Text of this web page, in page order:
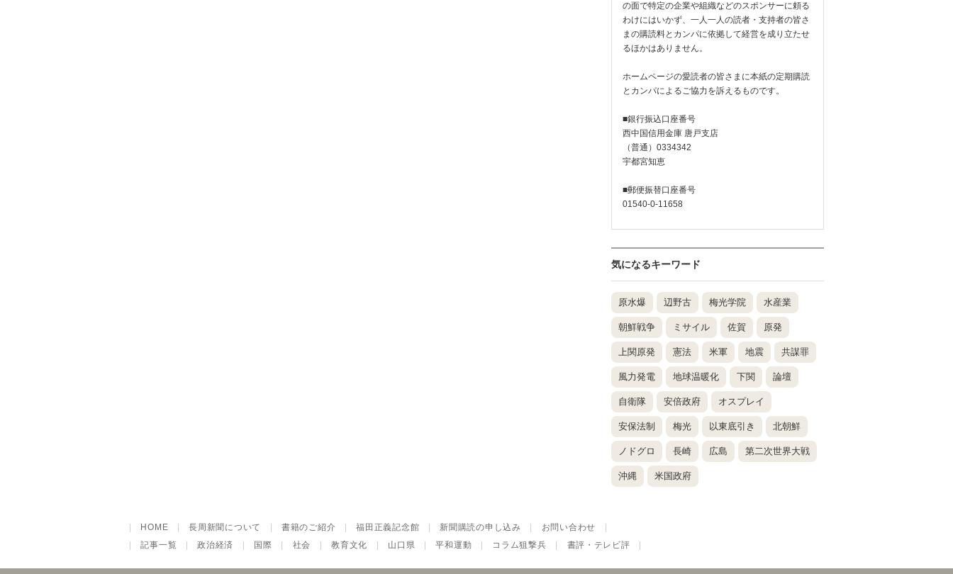
の面で特定の企業や組織などのスポンサーに頼る
わけにはいかず、一人一人の読者・支持者の皆さ
まの購読料とカンパに依拠して経営を成り立たせ
るほかはありません。
ホームページの愛読者の皆さまに本紙の定期購読
とカンパによるご協力を訴えるものです。
■銀行振込口座番号
西中国信用金庫 唐戸支店
（普通）0334342
宇都宮知恵
■郵便振替口座番号
01540-0-11658
気になるキーワード
原水爆 辺野古 梅光学院 水産業
朝鮮戦争 ミサイル 佐賀 原発
上関原発 憲法 米軍 地震 共謀罪
風力発電 地球温暖化 下関 論壇
自衛隊 安倍政府 オスプレイ
安保法制 梅光 以東底引き 北朝鮮
ノドグロ 長崎 広島 第二次世界大戦
沖縄 米国政府
HOME |長周新聞について |書籍のご紹介 |福田正義記念館 新聞購読の申し込み お問い合わせ
|記事一覧 |政治経済 国際 社会 |教育文化 山口県 |平和運動 コラム狙撃兵 書評・テレビ評